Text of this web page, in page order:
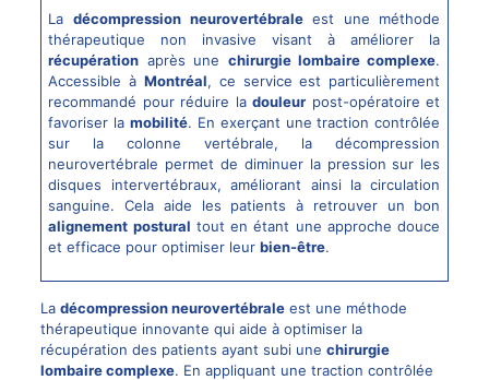
La décompression neurovertébraleest une méthode
thérapeutique non invasive visant à améliorer la
récupération après une chirurgie lombaire complexe.
Accessible à Montréal, ce service est particulièrement
recommandé pour réduire ladouleur post-opératoire et
favoriser lamobilité. En exerçant une traction contrôlée
sur la colonne vertébrale, ladécompression
neurovertébrale permet de diminuer la pression sur les
disques intervertébraux, améliorant ainsi la circulation
sanguine. Cela aide les patients à retrouver un bon
alignement postural tout en étant une approche douce
et efficace pour optimiser leurbien-être.
La décompression neurovertébraleest une méthode
thérapeutique innovante qui aide à optimiser la
récupération des patients ayant subi une chirurgie
lombaire complexe. En appliquant une traction contrôlée